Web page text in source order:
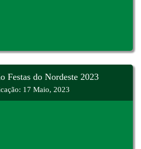
Festas do Nordeste 2023
17 Maio, 2023